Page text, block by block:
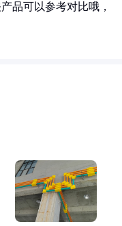
品可以参考对比哦，